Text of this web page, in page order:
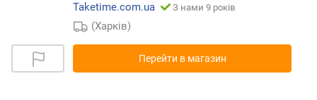
Taketime.com.ua
З нами 9 років
(Харків)
Перейти в магазин